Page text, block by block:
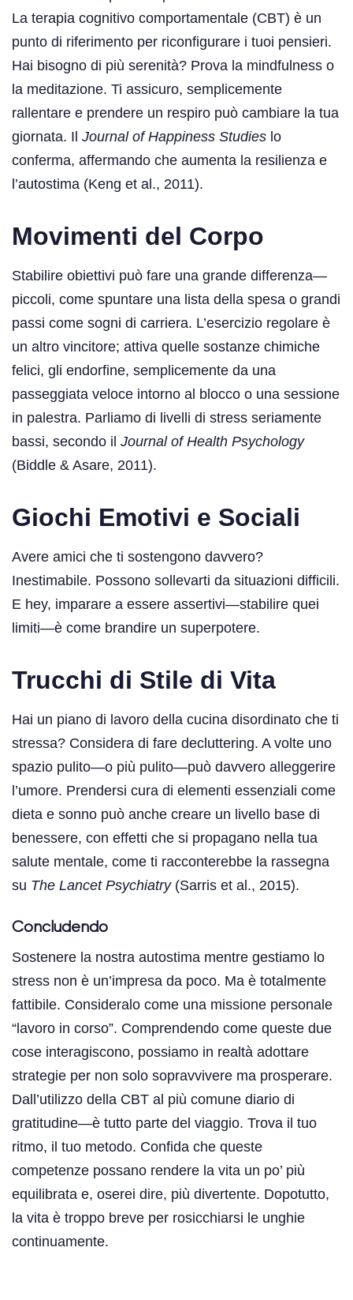
La terapia cognitivo comportamentale (CBT) è un
punto di riferimento per riconfigurare i tuoi pensieri.
Hai bisogno di più serenità? Prova la mindfulness o
la meditazione. Ti assicuro, semplicemente
rallentare e prendere un respiro può cambiare la tua
giornata. Il Journal of Happiness Studies lo
conferma, affermando che aumenta la resilienza e
l’autostima (Keng et al., 2011).
Movimenti del Corpo
Stabilire obiettivi può fare una grande differenza—
piccoli, come spuntare una lista della spesa o grandi
passi come sogni di carriera. L’esercizio regolare è
un altro vincitore; attiva quelle sostanze chimiche
felici, gli endorfine, semplicemente da una
passeggiata veloce intorno al blocco o una sessione
in palestra. Parliamo di livelli di stress seriamente
bassi, secondo il Journal of Health Psychology
(Biddle & Asare, 2011).
Giochi Emotivi e Sociali
Avere amici che ti sostengono davvero?
Inestimabile. Possono sollevarti da situazioni difficili.
E hey, imparare a essere assertivi—stabilire quei
limiti—è come brandire un superpotere.
Trucchi di Stile di Vita
Hai un piano di lavoro della cucina disordinato che ti
stressa? Considera di fare decluttering. A volte uno
spazio pulito—o più pulito—può davvero alleggerire
l’umore. Prendersi cura di elementi essenziali come
dieta e sonno può anche creare un livello base di
benessere, con effetti che si propagano nella tua
salute mentale, come ti racconterebbe la rassegna
su The Lancet Psychiatry(Sarris et al., 2015).
Concludendo
Sostenere la nostra autostima mentre gestiamo lo
stress non è un’impresa da poco. Ma è totalmente
fattibile. Consideralo come una missione personale
“lavoro in corso”. Comprendendo come queste due
cose interagiscono, possiamo in realtà adottare
strategie per non solo sopravvivere ma prosperare.
Dall’utilizzo della CBT al più comune diario di
gratitudine—è tutto parte del viaggio. Trova il tuo
ritmo, il tuo metodo. Confida che queste
competenze possano rendere la vita un po’ più
equilibrata e, oserei dire, più divertente. Dopotutto,
la vita è troppo breve per rosicchiarsi le unghie
continuamente.